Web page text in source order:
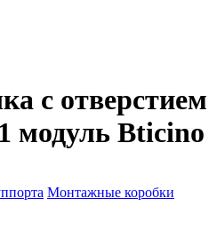
с отверстием
модуль Bticino
Монтажные коробки